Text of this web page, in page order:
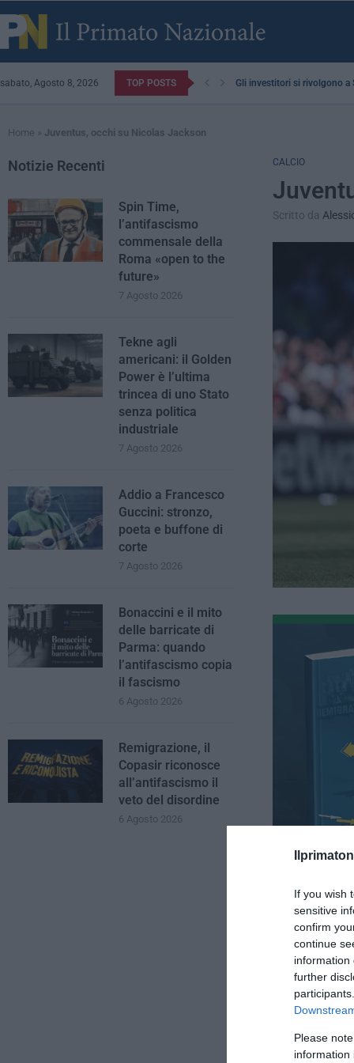
If you wish
sensitive
confirm
continue
information
further
Please
information
sabato, Agosto 8, 2026 TOP POSTS Gli investitori si rivolgono a
Home » Juventus, occhi su Nicolas Jackson
CALCIO
Scritto da
Spunta il
Notizie Recenti
Spin Time,
l’antifascismo
commensale della
Roma «open to the
future»
7 Agosto 2026
Tekne agli
americani: il Golden
Power è l’ultima
trincea di uno Stato
senza politica
industriale
7 Agosto 2026
Addio a Francesco
Guccini: stronzo,
poeta e buffone di
corte
7 Agosto 2026
Bonaccini e il mito
delle barricate di
Parma: quando
l’antifascismo copia
il fascismo
6 Agosto 2026
Remigrazione, il
Copasir riconosce
all’antifascismo il
veto del disordine
6 Agosto 2026